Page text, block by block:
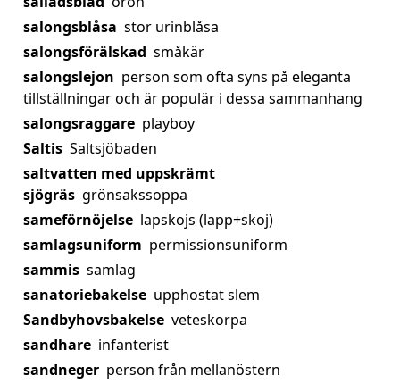
salongsblåsa stor urinblåsa
salongsförälskad småkär
salongslejon person som ofta syns på eleganta
tillställningar och är populär i dessa sammanhang
salongsraggare playboy
Saltis Saltsjöbaden
saltvatten med uppskrämt
sjögräs grönsakssoppa
sameförnöjelse lapskojs (lapp+skoj)
samlagsuniform permissionsuniform
sammis samlag
sanatoriebakelse upphostat slem
Sandbyhovsbakelse veteskorpa
sandhare infanterist
sandneger person från mellanöstern